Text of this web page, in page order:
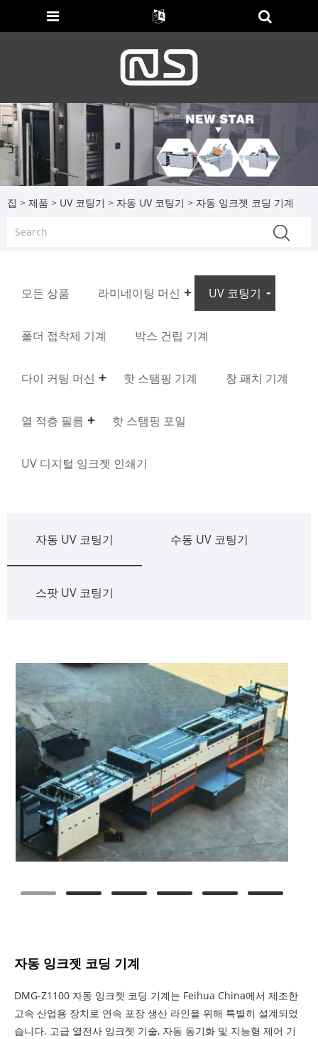
집 > 제품 > UV 코팅기 > 자동 UV 코팅기 > 자동 잉크젯 코딩 기계
모든 상품 라미네이팅 머신 UV 코팅기
폴더 접착제 기계 박스 건립 기계
다이 커팅 머신 핫 스탬핑 기계 창 패치 기계
열 적층 필름 핫 스탬핑 포일
UV 디지털 잉크젯 인쇄기
자동 UV 코팅기 수동 UV 코팅기
스팟 UV 코팅기
자동 잉크젯 코딩 기계
DMG-Z1100 자동 잉크젯 코딩 기계는 Feihua China에서 제조한
고속 산업용 장치로 연속 포장 생산 라인을 위해 특별히 설계되었
습니다. 고급 열전사 잉크젯 기술, 자동 동기화 및 지능형 제어 기